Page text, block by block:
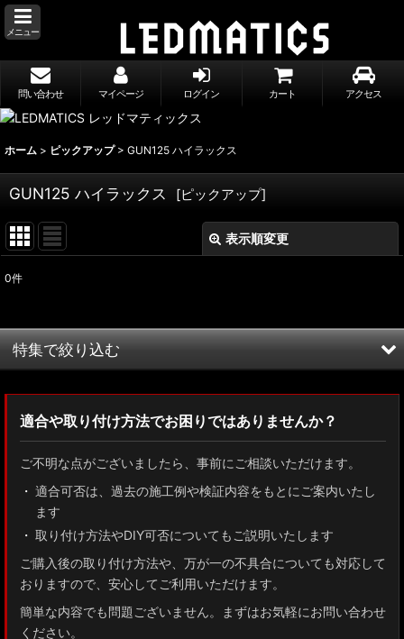
メニュー
問い合わせ マイページ ログイン カート アクセス
ホーム > ピックアップ > GUN125 ハイラックス
GUN125 ハイラックス [ピックアップ]
表示順変更
並び順:
0件
特集で絞り込む
ZN8 GR86
GUN125 ハイラックス
AXUH80/85 MXUA80/85 ハリアー
ZSU60 ハリアー
MXAA54 AXAH54/52 RAV4
適合や取り付け方法でお困りではありませんか？
ご不明な点がございましたら、事前にご相談いただけます。
適合可否は、過去の施工例や検証内容をもとにご案内いたし
ます
取り付け方法やDIY可否についてもご説明いたします
ご購入後の取り付け方法や、万が一の不具合についても対応して
おりますので、安心してご利用いただけます。
簡単な内容でも問題ございません。まずはお気軽にお問い合わせ
ください。